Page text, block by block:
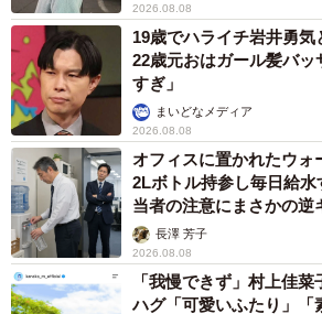
2026.08.08
19歳でハライチ岩井勇気
22歳元おはガール髪バ
すぎ」
まいどなメディア
2026.08.08
オフィスに置かれたウ
2Lボトル持参し毎日給
当者の注意にまさかの逆
説】長澤 芳子
2026.08.08
「我慢できず」村上佳
ハグ「可愛いふたり」「